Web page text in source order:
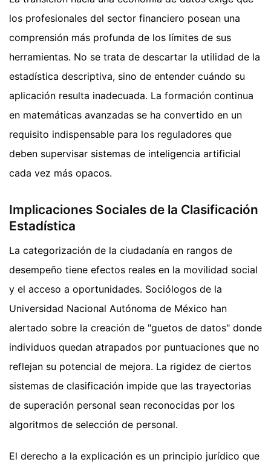
los profesionales del sector financiero posean una
comprensión más profunda de los límites de sus
herramientas. No se trata de descartar la utilidad de la
estadística descriptiva, sino de entender cuándo su
aplicación resulta inadecuada. La formación continua
en matemáticas avanzadas se ha convertido en un
requisito indispensable para los reguladores que
deben supervisar sistemas de inteligencia artificial
cada vez más opacos.
Implicaciones Sociales de la Clasificación
Estadística
La categorización de la ciudadanía en rangos de
desempeño tiene efectos reales en la movilidad social
y el acceso a oportunidades. Sociólogos de la
Universidad Nacional Autónoma de México han
alertado sobre la creación de "guetos de datos" donde
individuos quedan atrapados por puntuaciones que no
reflejan su potencial de mejora. La rigidez de ciertos
sistemas de clasificación impide que las trayectorias
de superación personal sean reconocidas por los
algoritmos de selección de personal.
El derecho a la explicación es un principio jurídico que